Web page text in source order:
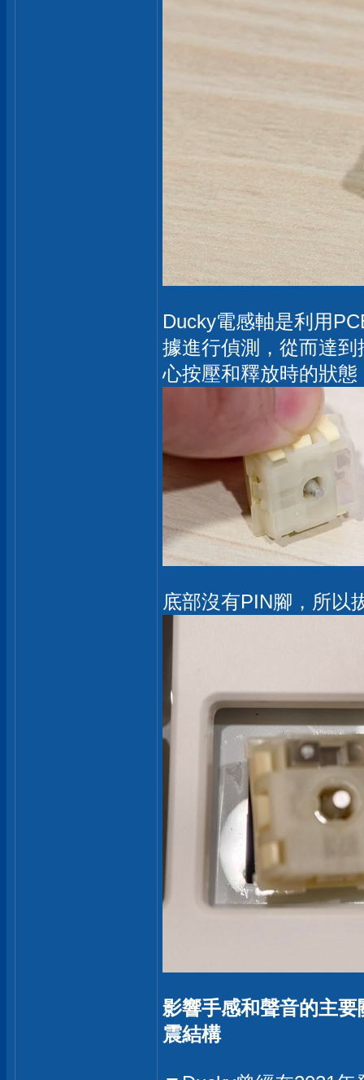
Ducky電感軸是利用
據進行偵測，從而達
心按壓和釋放時的狀態
底部沒有PIN腳，所以
影響手感和聲音的主
震結構